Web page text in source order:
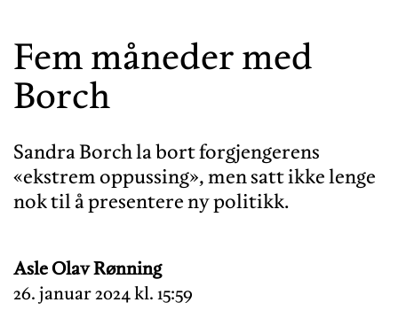
Fem måneder med
Borch
Sandra Borch la bort forgjengerens
«ekstrem oppussing», men satt ikke lenge
nok til å presentere ny politikk.
Asle Olav Rønning
26. januar 2024 kl. 15:59